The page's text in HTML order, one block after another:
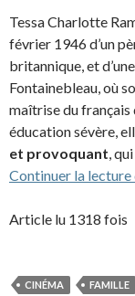
Tessa Charlotte
février 1946 d’un
britannique, et
Fontainebleau, où
maîtrise du français
éducation sévère,
et provoquant ,
Continuer la lecture
Article lu 1318 fois
CINÉMA FAMILLE